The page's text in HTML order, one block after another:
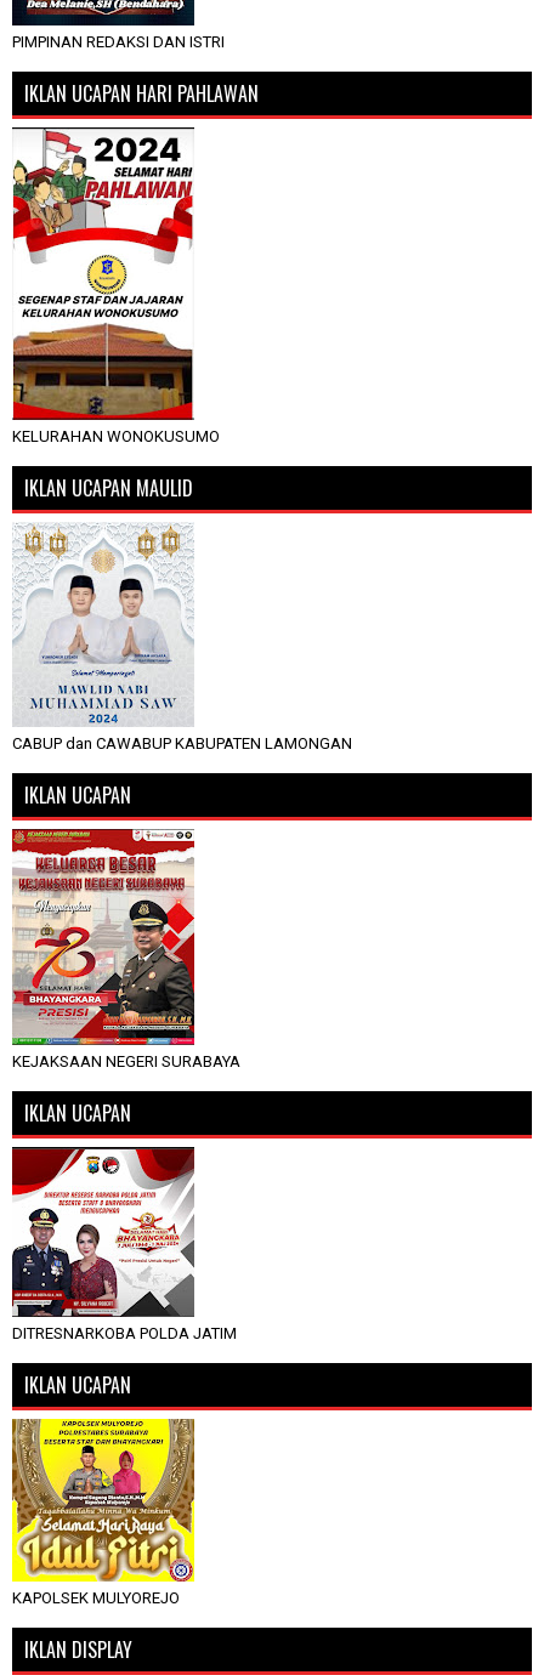
PIMPINAN REDAKSI DAN ISTRI
IKLAN UCAPAN HARI PAHLAWAN
KELURAHAN WONOKUSUMO
IKLAN UCAPAN MAULID
CABUP dan CAWABUP KABUPATEN LAMONGAN
IKLAN UCAPAN
KEJAKSAAN NEGERI SURABAYA
IKLAN UCAPAN
DITRESNARKOBA POLDA JATIM
IKLAN UCAPAN
KAPOLSEK MULYOREJO
IKLAN DISPLAY